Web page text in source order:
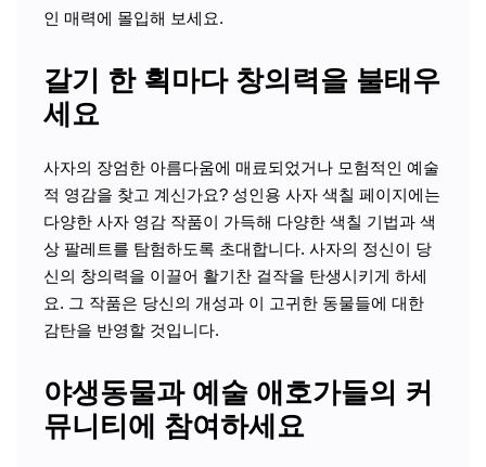
인 매력에 몰입해 보세요.
갈기 한 획마다 창의력을 불태우
세요
사자의 장엄한 아름다움에 매료되었거나 모험적인 예술
적 영감을 찾고 계신가요? 성인용 사자 색칠 페이지에는
다양한 사자 영감 작품이 가득해 다양한 색칠 기법과 색
상 팔레트를 탐험하도록 초대합니다. 사자의 정신이 당
신의 창의력을 이끌어 활기찬 걸작을 탄생시키게 하세
요. 그 작품은 당신의 개성과 이 고귀한 동물들에 대한
감탄을 반영할 것입니다.
야생동물과 예술 애호가들의 커
뮤니티에 참여하세요